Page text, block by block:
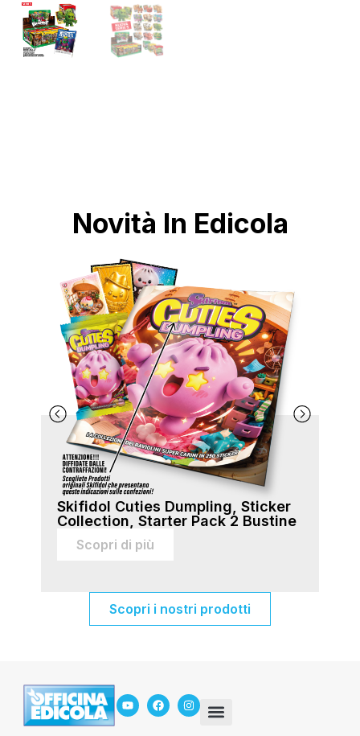
Novità In Edicola
Skifidol Cuties Dumpling, Sticker
Collection, Starter Pack 2 Bustine
Scopri di più
Scopri i nostri prodotti